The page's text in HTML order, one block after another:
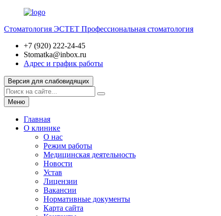
Стоматология ЭСТЕТ Профессиональная стоматология
+7 (920) 222-24-45
Stomatka@inbox.ru
Адрес и график работы
Версия для слабовидящих
Меню
Главная
О клинике
О нас
Режим работы
Медицинская деятельность
Новости
Устав
Лицензии
Вакансии
Нормативные документы
Карта сайта